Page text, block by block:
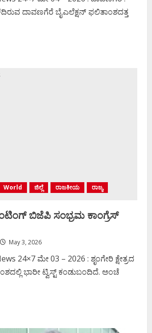
ದಾವಣಗೆರೆ ಬೈಎಲೆಕ್ಷನ್‌ ಫಲಿತಾಂಶದತ್ತ
World ಜಿಲ್ಲೆ ರಾಜಕೀಯ ರಾಜ್ಯ
ಬಿಜೆಪಿ ಸಂಭ್ರಮ ಕಾಂಗ್ರೆಸ್‌
May 3, 2026
24×7 ಮೇ 03 – 2026 : ಶೃಂಗೇರಿ ಕ್ಷೇತ್ರದ
ಭಾರೀ ಟ್ವಿಸ್ಟ್ ಕಂಡುಬಂದಿದೆ. ಅಂಚೆ